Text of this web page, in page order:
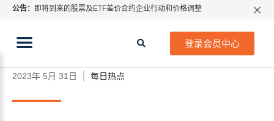
公告： 即将到来的股票及ETF差价合约企业行动和价格调整
ATFX呼吁推进金融市场合规、安全、有序、良性发展
登录会员中心
当前位置:
美股：AIGC概念加持下，英伟达市
值破万亿美元，GPU芯片受追捧
2023年 5月 31日 每日热点